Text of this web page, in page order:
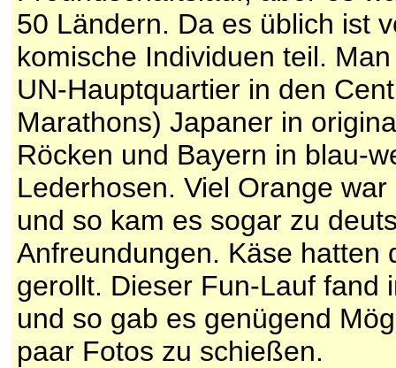
50 Ländern. Da es üblich ist
komische Individuen teil.
UN-Hauptquartier in den
Marathons) Japaner in
Röcken und Bayern in blau-
Lederhosen. Viel Orange
und so kam es sogar zu
Anfreundungen. Käse hatten
gerollt. Dieser Fun-Lauf fand
und so gab es genügend
paar Fotos zu schießen.